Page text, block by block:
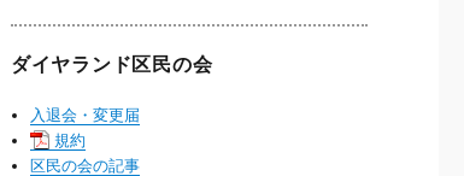
ダイヤランド区民の会
入退会・変更届
規約
区民の会の記事